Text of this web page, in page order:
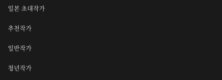
일본 초대작가
추천작가
일반작가
청년작가